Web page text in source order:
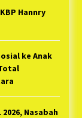
Hannry
ke Anak
Nasabah